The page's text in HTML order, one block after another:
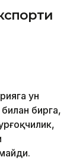
ун
бирга,